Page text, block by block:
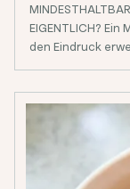
EIGENTLICH?
den Eindruck